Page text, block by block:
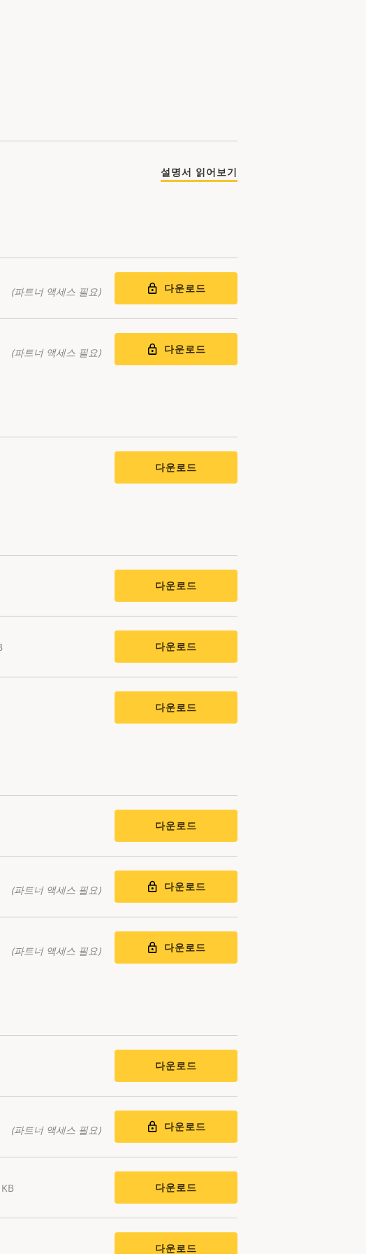
설명서 읽어보기
(파트너 액세스 필요) 다운로드
(파트너 액세스 필요) 다운로드
다운로드
다운로드
다운로드
다운로드
다운로드
(파트너 액세스 필요) 다운로드
(파트너 액세스 필요) 다운로드
다운로드
(파트너 액세스 필요) 다운로드
다운로드
다운로드